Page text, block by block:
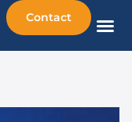
Contact